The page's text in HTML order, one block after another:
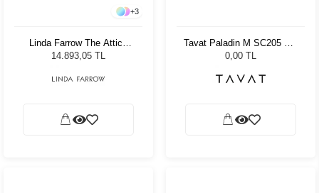
+3
Linda Farrow The Attico
Mini Marfa Lemon/Yellow
Gözlüğü
14.893,05 TL
Tavat Paladin M SC205 Col
VLN SG
0,00 TL